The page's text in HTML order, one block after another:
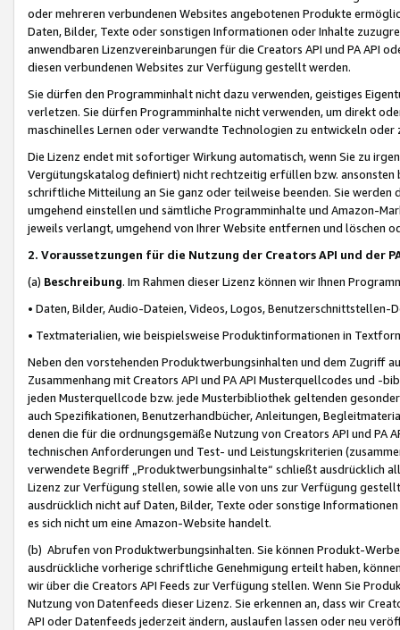
oder mehreren verbundenen Websites angebotenen Produkte
Daten, Bilder, Texte oder sonstigen Informationen oder Inhalte
anwendbaren Lizenzvereinbarungen für die Creators API und PA API
diesen verbundenen Websites zur Verfügung gestellt werden.
Sie dürfen den Programminhalt nicht dazu verwenden, geistiges
verletzen. Sie dürfen Programminhalte nicht verwenden, um direkt
maschinelles Lernen oder verwandte Technologien zu entwickeln
Die Lizenz endet mit sofortiger Wirkung automatisch, wenn Sie zu
Vergütungskatalog definiert) nicht rechtzeitig erfüllen bzw. ansonsten
schriftliche Mitteilung an Sie ganz oder teilweise beenden. Sie werden
umgehend einstellen und sämtliche Programminhalte und Amazon-
jeweils verlangt, umgehend von Ihrer Website entfernen und löschen
2. Voraussetzungen für die Nutzung der Creators API und der
(a) Beschreibung. Im Rahmen dieser Lizenz können wir Ihnen
• Daten, Bilder, Audio-Dateien, Videos, Logos, Benutzerschnittstellen-
• Textmaterialien, wie beispielsweise Produktinformationen in
Neben den vorstehenden Produktwerbungsinhalten und dem Zugriff
Zusammenhang mit Creators API und PA API Musterquellcodes und
jeden Musterquellcode bzw. jede Musterbibliothek geltenden
auch Spezifikationen, Benutzerhandbücher, Anleitungen,
denen die für die ordnungsgemäße Nutzung von Creators API und PA
technischen Anforderungen und Test- und Leistungskriterien
verwendete Begriff „Produktwerbungsinhalte“ schließt ausdrücklich
Lizenz zur Verfügung stellen, sowie alle von uns zur Verfügung
ausdrücklich nicht auf Daten, Bilder, Texte oder sonstige
es sich nicht um eine Amazon-Website handelt.
(b) Abrufen von Produktwerbungsinhalten. Sie können Produkt-
ausdrückliche vorherige schriftliche Genehmigung erteilt haben,
wir über die Creators API Feeds zur Verfügung stellen. Wenn Sie
Nutzung von Datenfeeds dieser Lizenz. Sie erkennen an, dass wir
API oder Datenfeeds jederzeit ändern, auslaufen lassen oder neu